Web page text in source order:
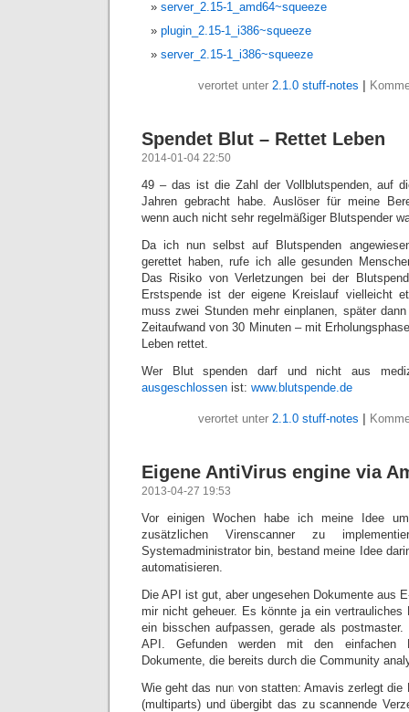
server_2.15-1_amd64~squeeze
plugin_2.15-1_i386~squeeze
server_2.15-1_i386~squeeze
verortet unter 2.1.0 stuff-notes
Spendet Blut – Rettet Leben
2014-01-04 22:50
49 – das ist die Zahl der Vollblutspenden, auf
Jahren gebracht habe. Auslöser für meine
wenn auch nicht sehr regelmäßiger Blutspender
Da ich nun selbst auf Blutspenden
gerettet haben, rufe ich alle gesunden
Das Risiko von Verletzungen bei der
Erstspende ist der eigene Kreislauf vielleicht
muss zwei Stunden mehr einplanen, später
Zeitaufwand von 30 Minuten – mit
Leben rettet.
Wer Blut spenden darf und nicht aus
ausgeschlossen ist: www.blutspende.de
verortet unter 2.1.0 stuff-notes
Eigene AntiVirus engine via
2013-04-27 19:53
Vor einigen Wochen habe ich meine Idee
zusätzlichen Virenscanner zu
Systemadministrator bin, bestand meine Idee
automatisieren.
Die API ist gut, aber ungesehen Dokumente aus
mir nicht geheuer. Es könnte ja ein
ein bisschen aufpassen, gerade als
API. Gefunden werden mit den einfachen
Dokumente, die bereits durch die Community
Wie geht das nun von statten: Amavis zerlegt die
(multiparts) und übergibt das zu scannende